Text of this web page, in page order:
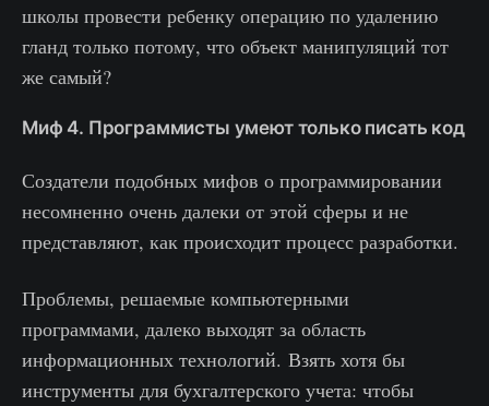
школы провести ребенку операцию по удалению
гланд только потому, что объект манипуляций тот
же самый?
Миф 4. Программисты умеют только писать код
Создатели подобных мифов о программировании
несомненно очень далеки от этой сферы и не
представляют, как происходит процесс разработки.
Проблемы, решаемые компьютерными
программами, далеко выходят за область
информационных технологий. Взять хотя бы
инструменты для бухгалтерского учета: чтобы